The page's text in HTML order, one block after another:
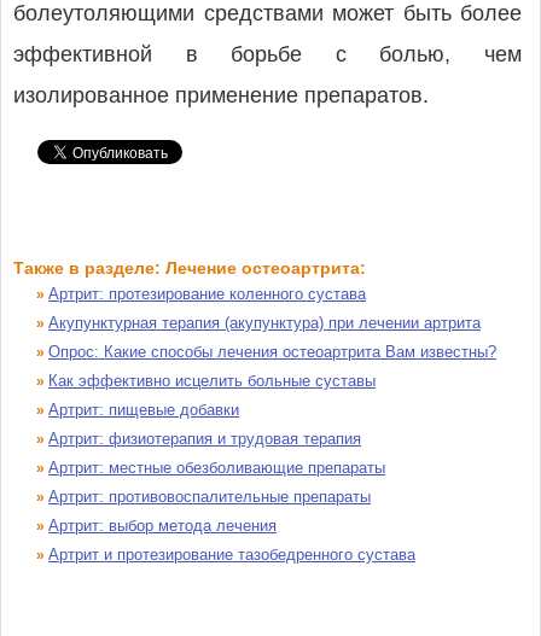
болеутоляющими средствами может быть более
эффективной в борьбе с болью, чем
изолированное применение препаратов.
Также в разделе: Лечение остеоартрита:
» Артрит: протезирование коленного сустава
» Акупунктурная терапия (акупунктура) при лечении артрита
» Опрос: Какие способы лечения остеоартрита Вам известны?
» Как эффективно исцелить больные суставы
» Артрит: пищевые добавки
» Артрит: физиотерапия и трудовая терапия
» Артрит: местные обезболивающие препараты
» Артрит: противовоспалительные препараты
» Артрит: выбор метода лечения
» Артрит и протезирование тазобедренного сустава